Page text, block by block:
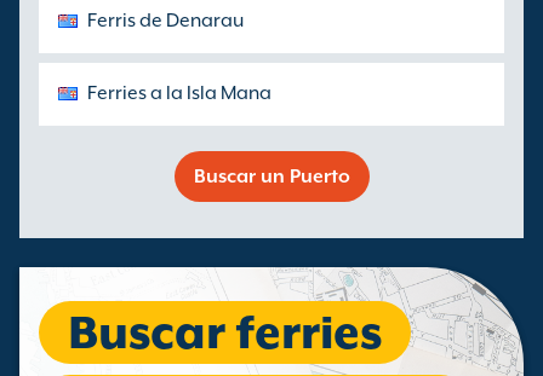
Ferris de Denarau
Ferries a la Isla Mana
Buscar un Puerto
Buscar ferries